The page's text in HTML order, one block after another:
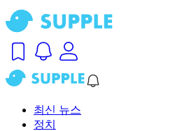
최신 뉴스
정치